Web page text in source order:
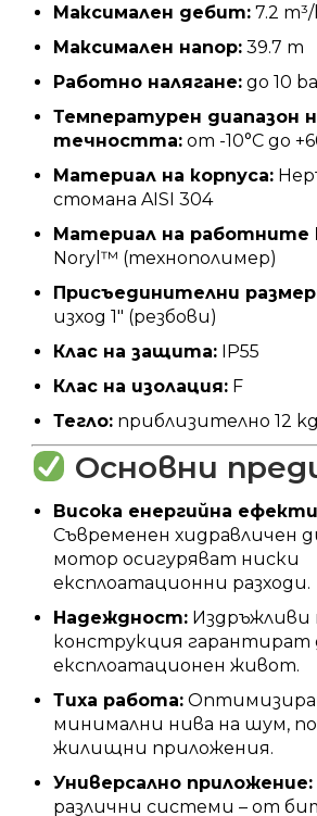
Максимален дебит: 7.2
Максимален напор: 39.7 m
Работно налягане: до 10
Температурен диапазон
течността: от -10°C до
Материал на корпуса:
стомана AISI 304
Материал на работните
Noryl™ (технополимер)
Присъединителни
изход 1″ (резбови)
Клас на защита: IP55
Клас на изолация: F
Тегло: приблизително 12 kg
Основни
Висока енергийна
Съвременен хидравличен
мотор осигуряват ниски
експлоатационни разходи.
Надеждност: Издръжливи
конструкция гарантират
експлоатационен живот.
Тиха работа:
минимални нива на шум,
жилищни приложения.
Универсално приложение:
различни системи – от